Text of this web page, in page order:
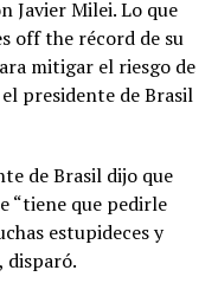
Javier Milei. Lo que
off the récord de su
mitigar el riesgo de
presidente de Brasil
de Brasil dijo que
“tiene que pedirle
estupideces y
disparó.